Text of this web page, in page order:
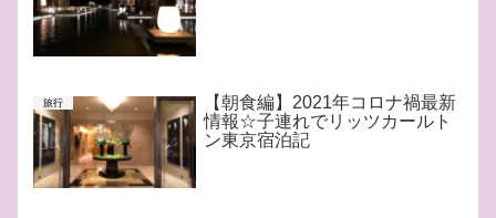
旅行
【朝食編】2021年コロナ禍最新
情報☆子連れでリッツカールト
ン東京宿泊記